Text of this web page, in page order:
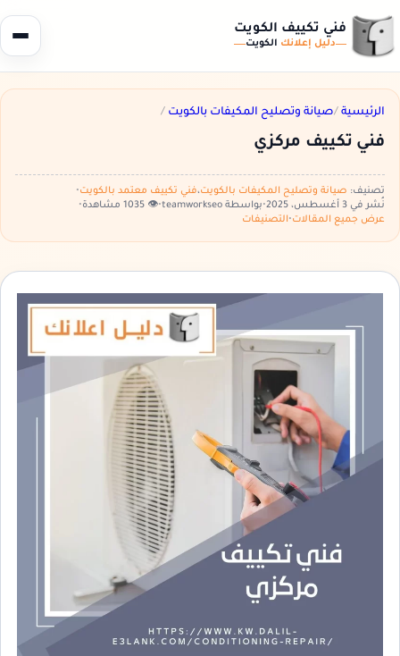
فني تكييف الكويت
دليل إعلانك الكويت
الرئيسية /صيانة وتصليح المكيفات بالكويت /
فني تكييف مركزي
تصنيف: صيانة وتصليح المكيفات بالكويت،فني تكييف معتمد بالكويت•
نُشر في 3 أغسطس، 2025
•بواسطة teamworkseo •👁️ 1035 مشاهدة
•
عرض جميع المقالات•التصنيفات